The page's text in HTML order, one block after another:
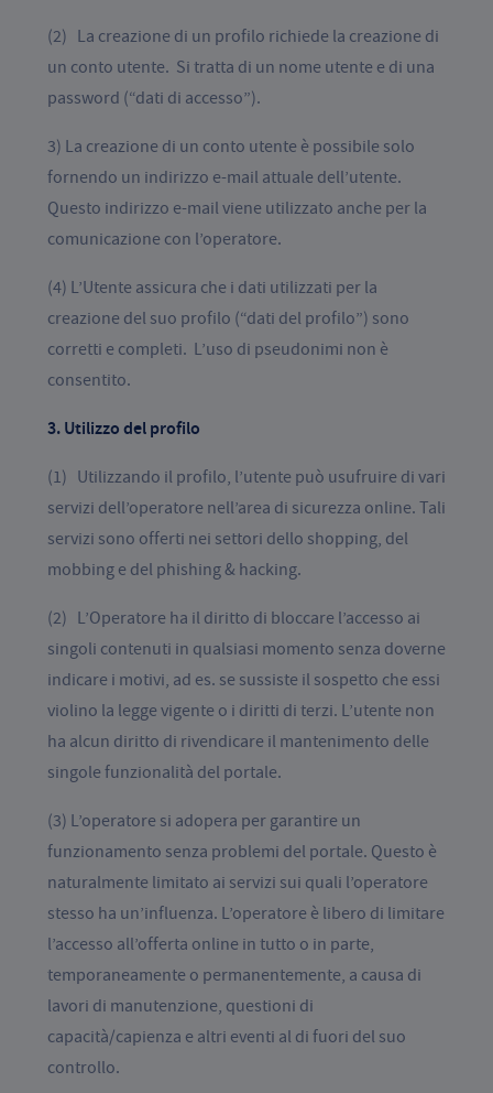
(2) La creazione di un profilo richiede la creazione di
un conto utente. Si tratta di un nome utente e di una
password (“dati di accesso”).
3) La creazione di un conto utente è possibile solo
fornendo un indirizzo e-mail attuale dell’utente.
Questo indirizzo e-mail viene utilizzato anche per la
comunicazione con l’operatore.
(4) L’Utente assicura che i dati utilizzati per la
creazione del suo profilo (“dati del profilo”) sono
corretti e completi. L’uso di pseudonimi non è
consentito.
3. Utilizzo del profilo
(1) Utilizzando il profilo, l’utente può usufruire di vari
servizi dell’operatore nell’area di sicurezza online. Tali
servizi sono offerti nei settori dello shopping, del
mobbing e del phishing & hacking.
(2) L’Operatore ha il diritto di bloccare l’accesso ai
singoli contenuti in qualsiasi momento senza doverne
indicare i motivi, ad es. se sussiste il sospetto che essi
violino la legge vigente o i diritti di terzi. L’utente non
ha alcun diritto di rivendicare il mantenimento delle
singole funzionalità del portale.
(3) L’operatore si adopera per garantire un
funzionamento senza problemi del portale. Questo è
naturalmente limitato ai servizi sui quali l’operatore
stesso ha un’influenza. L’operatore è libero di limitare
l’accesso all’offerta online in tutto o in parte,
temporaneamente o permanentemente, a causa di
lavori di manutenzione, questioni di
capacità/capienza e altri eventi al di fuori del suo
controllo.